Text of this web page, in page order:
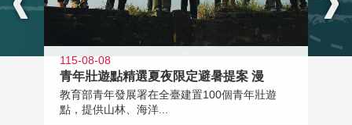
115-08-08
青年壯遊點精選夏夜限定避暑提案 漫
教育部青年發展署在全臺建置100個青年壯遊
點，提供山林、海洋...